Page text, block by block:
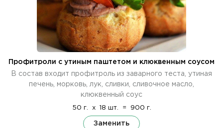
Профитроли с утиным паштетом и клюквенным соусом
В состав входит профитроль из заварного теста, утиная
печень, морковь, лук, сливки, сливочное масло,
клюквенный соус
50 г. x 18 шт. = 900 г.
Заменить